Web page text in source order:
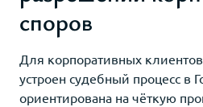
споров
Для корпоративных
устроен судебный процесс в
ориентирована на чёткую